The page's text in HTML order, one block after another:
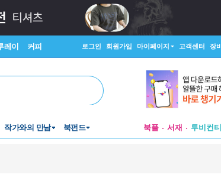
레이 커피 로그인 회원가입 마이페이지 고객센터 장
작가와의 만남 북펀드 북플 서재
투비컨
투비컨